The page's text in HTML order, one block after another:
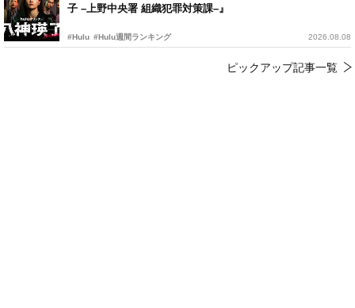
子 –上野中央署 組織犯罪対策課–』
#Hulu #Hulu週間ランキング 2026.08.08
ピックアップ記事一覧